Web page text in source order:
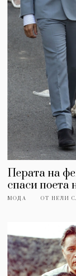
Перата на
спаси поета
МОДА ОТ НЕЛИ